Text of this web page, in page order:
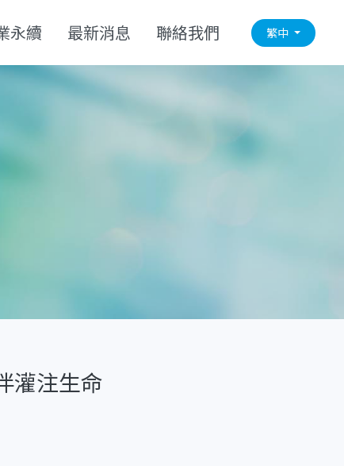
永續 最新消息 聯絡我們 繁中
灌注生命